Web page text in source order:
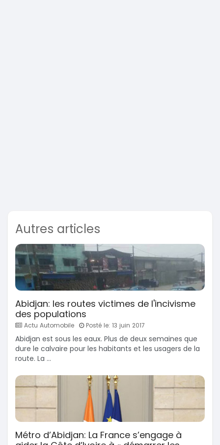
Autres articles
Abidjan: les routes victimes de l'incivisme
des populations
Actu Automobile Posté le: 13 juin 2017
Abidjan est sous les eaux. Plus de deux semaines que
dure le calvaire pour les habitants et les usagers de la
route. La ...
Métro d’Abidjan: La France s’engage à